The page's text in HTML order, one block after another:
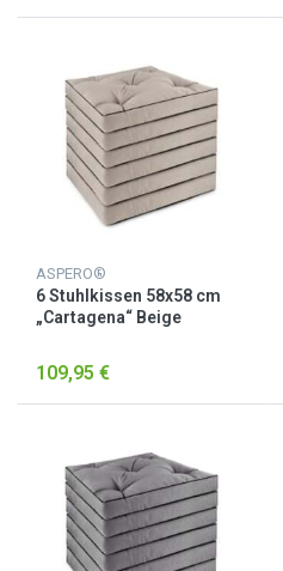
ASPERO®
6 Stuhlkissen 58x58 cm
„Cartagena“ Beige
109,95 €